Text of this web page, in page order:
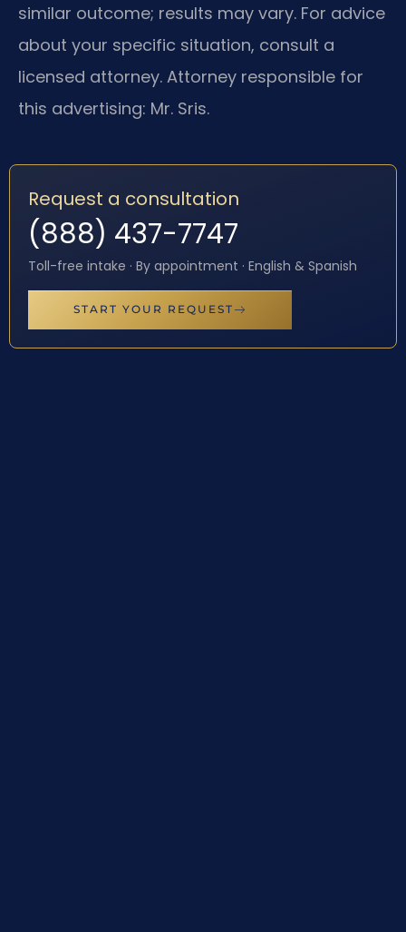
similar outcome; results may vary. For advice
about your specific situation, consult a
licensed attorney. Attorney responsible for
this advertising: Mr. Sris.
Request a consultation
(888) 437-7747
Toll-free intake · By appointment · English & Spanish
START YOUR REQUEST